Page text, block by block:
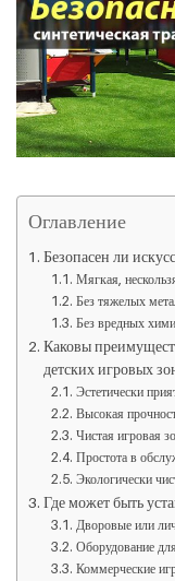
Оглавление
Безопасен ли
Мягкая,
Без тяжелых
Без вредных
Каковы
детских игровых
Эстетически
Высокая
Чистая игровая
Простота в
Экологически
Где может быть
Дворовые или
Оборудование
Коммерческие